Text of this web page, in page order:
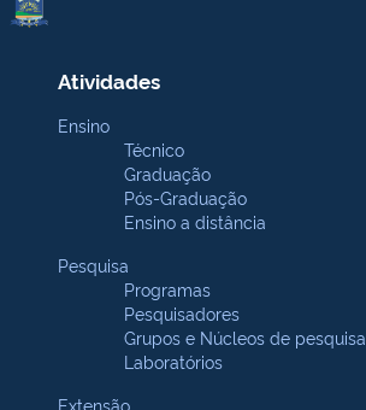
Atividades
Ensino
Técnico
Graduação
Pós-Graduação
Ensino a distância
Pesquisa
Programas
Pesquisadores
Grupos e Núcleos de pesquisa
Laboratórios
Extensão